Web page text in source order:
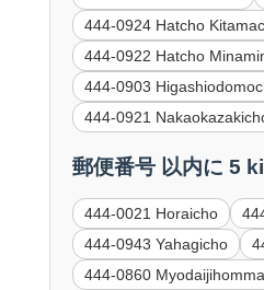
444-0924 Hatcho
444-0922 Hatcho
444-0903
444-0921
郵便番号 以内に 5
444-0021 Horaicho
444-0943 Yahagicho
444-0860